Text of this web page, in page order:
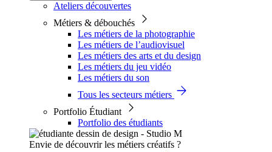
Ateliers découvertes
Métiers & débouchés
Les métiers de la photographie
Les métiers de l’audiovisuel
Les métiers des arts et du design
Les métiers du jeu vidéo
Les métiers du son
Tous les secteurs métiers
Portfolio Étudiant
Portfolio des étudiants
Envie de découvrir les métiers créatifs ?